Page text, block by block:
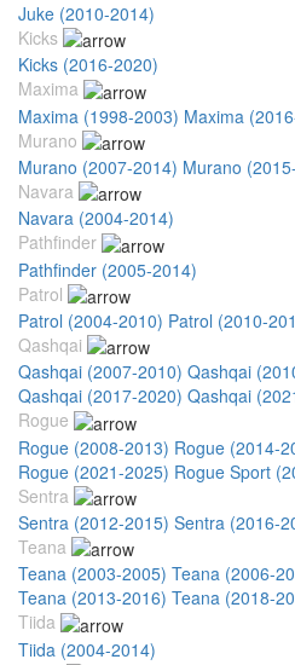
Juke (2010-2014)
Kicks
Kicks (2016-2020)
Maxima
Maxima (1998-2003) Maxima
Murano
Murano (2007-2014) Murano
Navara
Navara (2004-2014)
Pathfinder
Pathfinder (2005-2014)
Patrol
Patrol (2004-2010) Patrol (2010-
Qashqai
Qashqai (2007-2010) Qashqai
Qashqai (2017-2020) Qashqai
Rogue
Rogue (2008-2013) Rogue (2014-
Rogue (2021-2025) Rogue Sport
Sentra
Sentra (2012-2015) Sentra (2016-
Teana
Teana (2003-2005) Teana (2006-
Teana (2013-2016) Teana (2018-
Tiida
Tiida (2004-2014)